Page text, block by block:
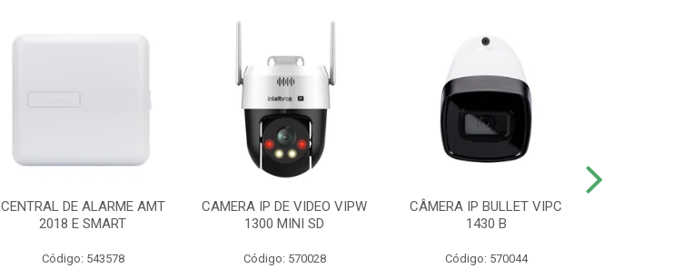
CENTRAL DE ALARME AMT
2018 E SMART
Código: 543578
CAMERA IP DE VIDEO VIPW
1300 MINI SD
Código: 570028
CÂMERA IP BULLET VIPC
1430 B
Código: 570044